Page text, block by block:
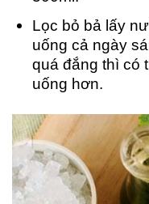
Lọc bỏ bả lấy
uống cả ngày
quá đắng thì có
uống hơn.